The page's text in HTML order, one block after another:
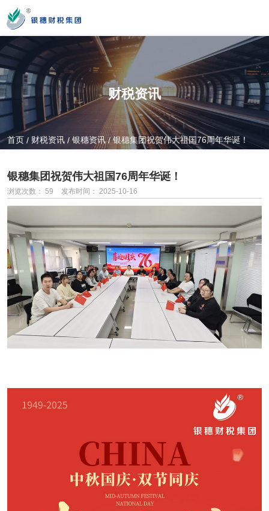
您好！新疆银穗财税服务集团股份有限公司官方网站！
营业时间
MON-SAT 10：00-19：00
0991-3822222
公司门店地址
新疆乌市新医路89号新星大厦14楼
财税资讯
首页 / 财税资讯 / 银穗资讯 /银穗集团祝贺伟大祖国76周年华诞！
银穗集团祝贺伟大祖国76周年华诞！
浏览次数： 59 发布时间： 2025-10-16